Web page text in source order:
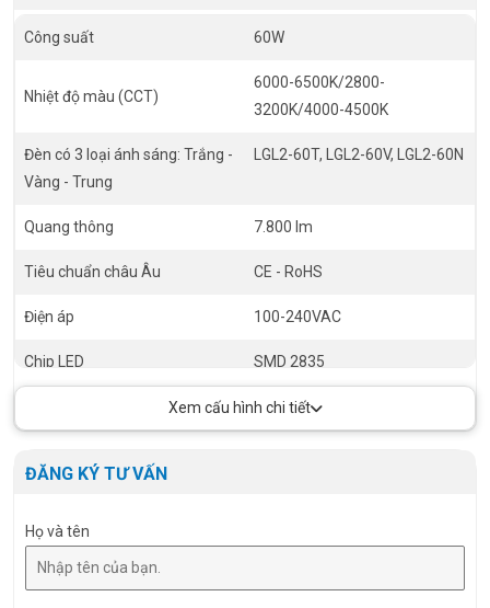
Công suất 60W
Nhiệt độ màu (CCT)
6000-6500K/2800-
3200K/4000-4500K
Đèn có 3 loại ánh sáng: Trắng -
Vàng - Trung
LGL2-60T, LGL2-60V, LGL2-60N
Quang thông 7.800 lm
Tiêu chuẩn châu Âu CE - RoHS
Điện áp 100-240VAC
Chip LED SMD 2835
50.000 giờ
Xem cấu hình chi tiết
ĐĂNG KÝ TƯ VẤN
Họ và tên